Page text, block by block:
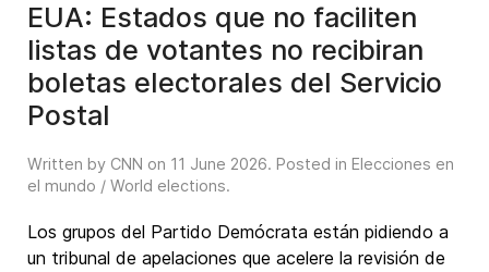
EUA: Estados que no faciliten
listas de votantes no recibiran
boletas electorales del Servicio
Postal
Written by CNN on 11 June 2026. Posted in Elecciones en
el mundo / World elections.
Los grupos del Partido Demócrata están pidiendo a
un tribunal de apelaciones que acelere la revisión de